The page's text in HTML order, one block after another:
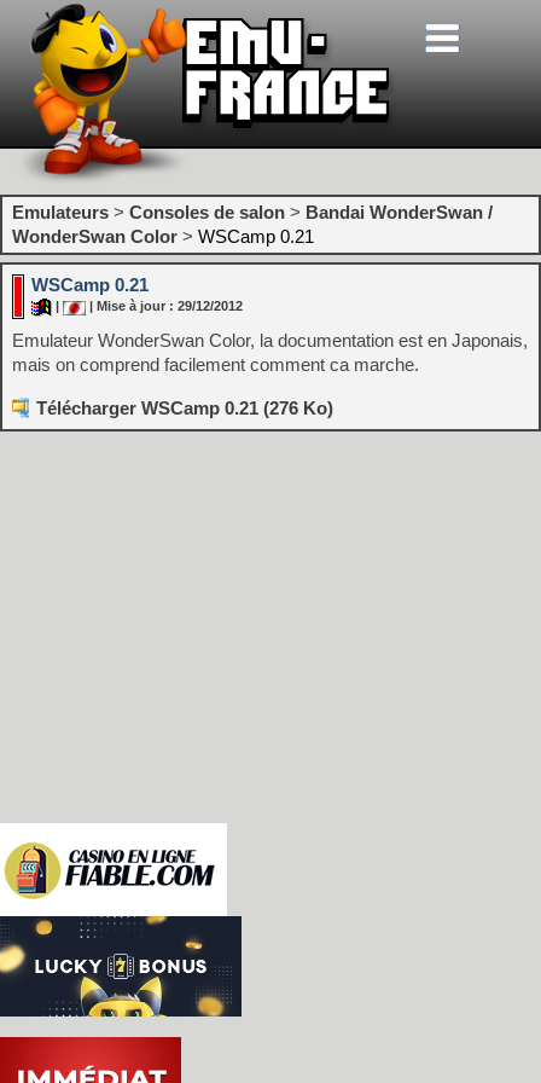
Emulateurs > Consoles de salon > Bandai WonderSwan /
WonderSwan Color > WSCamp 0.21
WSCamp 0.21
| Mise à jour : 29/12/2012
Emulateur WonderSwan Color, la documentation est en Japonais,
mais on comprend facilement comment ca marche.
Télécharger WSCamp 0.21 (276 Ko)